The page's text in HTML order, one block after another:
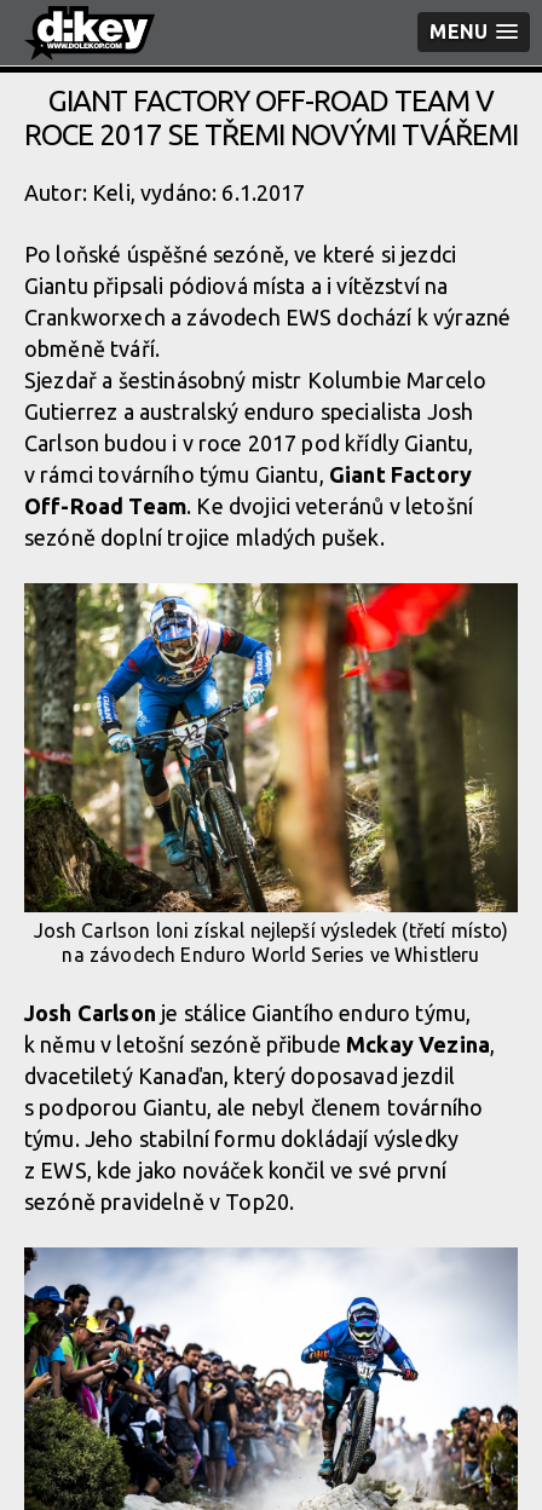
MENU
GIANT FACTORY OFF-ROAD TEAM V
ROCE 2017 SE TŘEMI NOVÝMI TVÁŘEMI
Autor: Keli, vydáno: 6.1.2017
Po loňské úspěšné sezóně, ve které si jezdci
Giantu připsali pódiová místa a i vítězství na
Crankworxech a závodech EWS dochází k výrazné
obměně tváří.
Sjezdař a šestinásobný mistr Kolumbie Marcelo
Gutierrez a australský enduro specialista Josh
Carlson budou i v roce 2017 pod křídly Giantu,
v rámci továrního týmu Giantu, Giant Factory
Off-Road Team. Ke dvojici veteránů v letošní
sezóně doplní trojice mladých pušek.
Josh Carlson loni získal nejlepší výsledek (třetí místo)
na závodech Enduro World Series ve Whistleru
Josh Carlson je stálice Giantího enduro týmu,
k němu v letošní sezóně přibude Mckay Vezina,
dvacetiletý Kanaďan, který doposavad jezdil
s podporou Giantu, ale nebyl členem továrního
týmu. Jeho stabilní formu dokládají výsledky
z EWS, kde jako nováček končil ve své první
sezóně pravidelně v Top20.